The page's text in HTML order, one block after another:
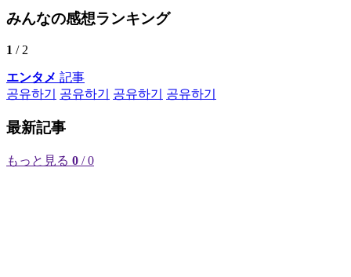
みんなの感想ランキング
1 / 2
エンタメ 記事
공유하기
공유하기 공유하기 공유하기
最新記事
もっと見る 0 / 0